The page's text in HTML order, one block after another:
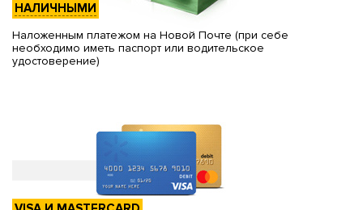
НАЛИЧНЫМИ
Наложенным платежом на Новой Почте (при себе
необходимо иметь паспорт или водительское
удостоверение)